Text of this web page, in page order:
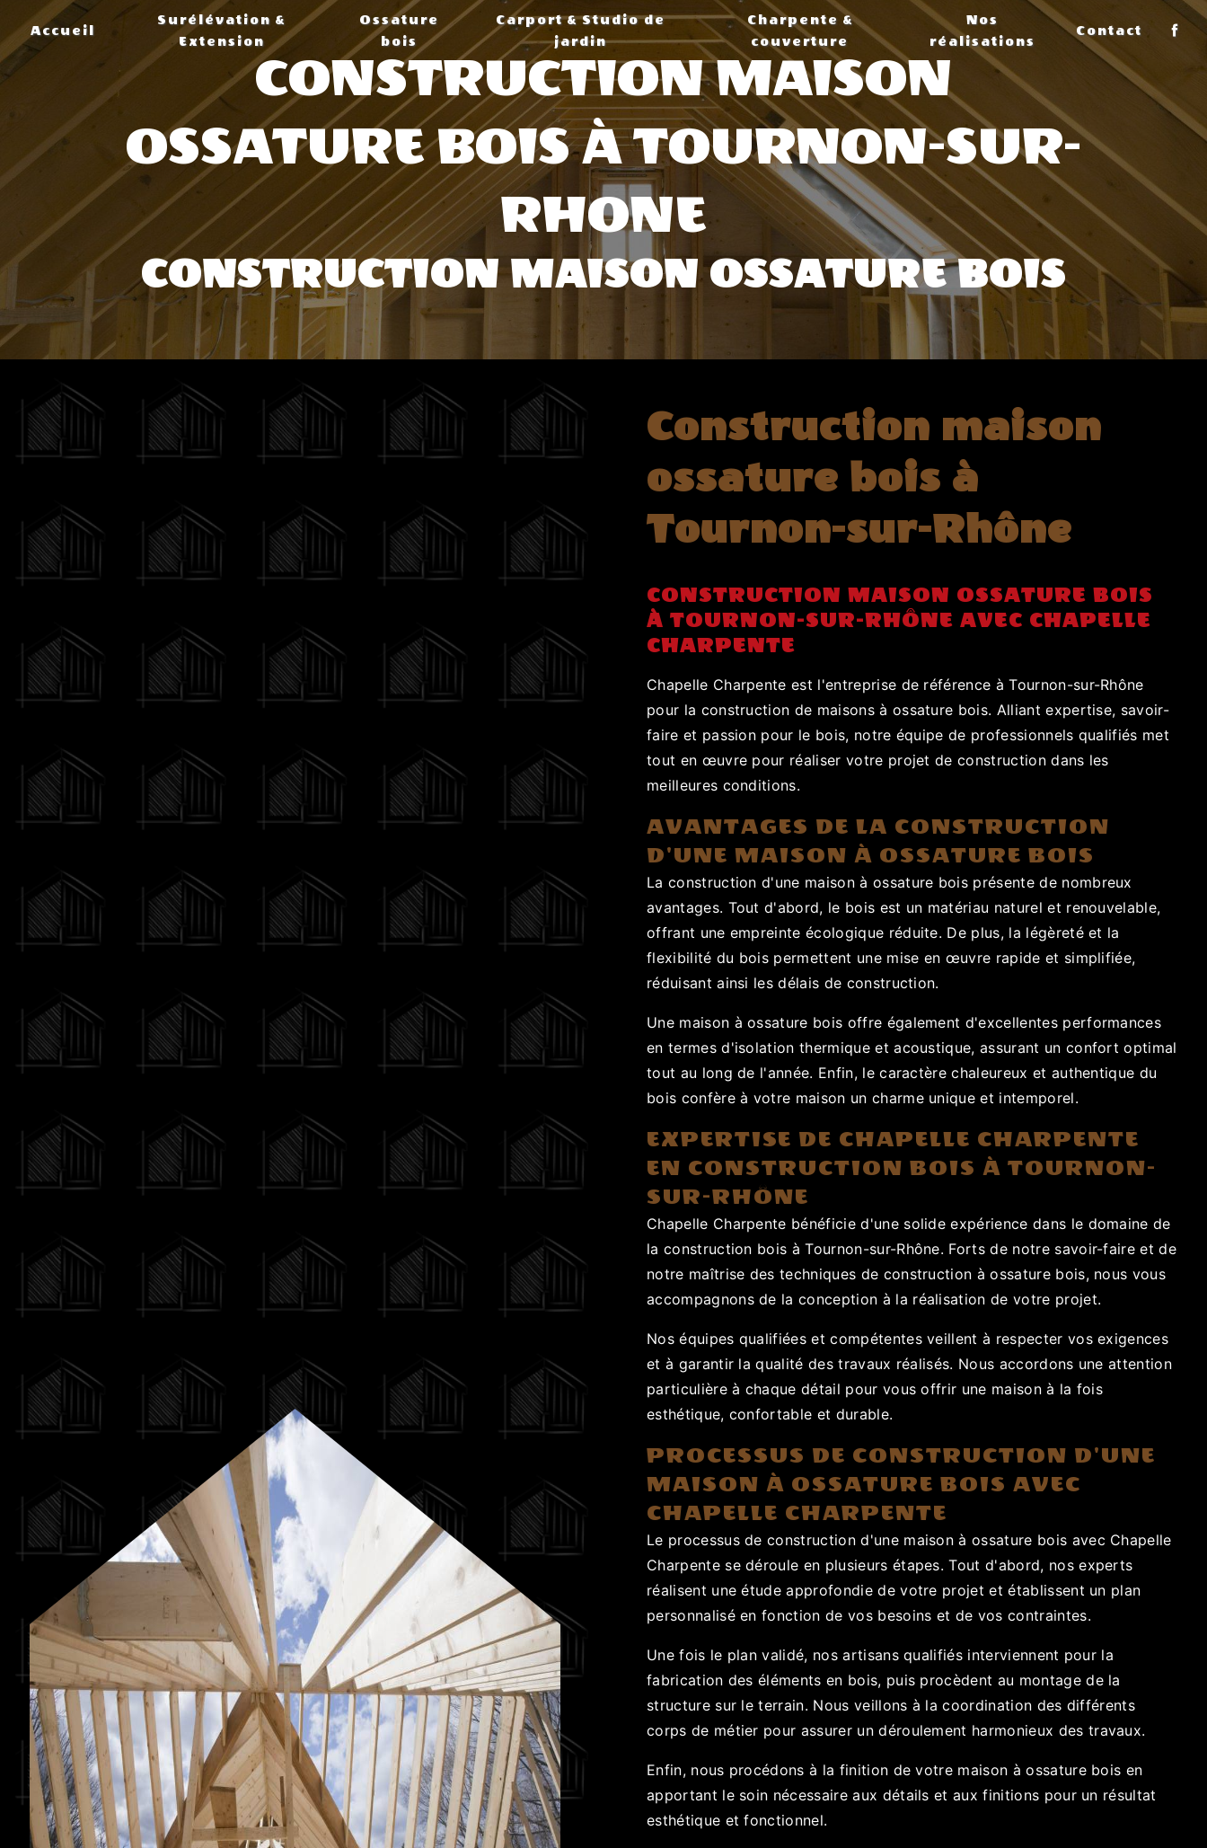
Accueil
Surélévation &
Extension
Ossature
bois
Carport & Studio de
jardin
Charpente &
couverture
Nos
réalisations
Contact
CONSTRUCTION MAISON
OSSATURE BOIS À TOURNON-SUR-
RHÔNE
CONSTRUCTION MAISON OSSATURE BOIS
Construction maison
ossature bois à
Tournon-sur-Rhône
CONSTRUCTION MAISON OSSATURE BOIS
À TOURNON-SUR-RHÔNE AVEC CHAPELLE
CHARPENTE
Chapelle Charpente est l'entreprise de référence à Tournon-sur-Rhône
pour la construction de maisons à ossature bois. Alliant expertise, savoir-
faire et passion pour le bois, notre équipe de professionnels qualifiés met
tout en œuvre pour réaliser votre projet de construction dans les
meilleures conditions.
AVANTAGES DE LA CONSTRUCTION
D'UNE MAISON À OSSATURE BOIS
La construction d'une maison à ossature bois présente de nombreux
avantages. Tout d'abord, le bois est un matériau naturel et renouvelable,
offrant une empreinte écologique réduite. De plus, la légèreté et la
flexibilité du bois permettent une mise en œuvre rapide et simplifiée,
réduisant ainsi les délais de construction.
Une maison à ossature bois offre également d'excellentes performances
en termes d'isolation thermique et acoustique, assurant un confort optimal
tout au long de l'année. Enfin, le caractère chaleureux et authentique du
bois confère à votre maison un charme unique et intemporel.
EXPERTISE DE CHAPELLE CHARPENTE
EN CONSTRUCTION BOIS À TOURNON-
SUR-RHÔNE
Chapelle Charpente bénéficie d'une solide expérience dans le domaine de
la construction bois à Tournon-sur-Rhône. Forts de notre savoir-faire et de
notre maîtrise des techniques de construction à ossature bois, nous vous
accompagnons de la conception à la réalisation de votre projet.
Nos équipes qualifiées et compétentes veillent à respecter vos exigences
et à garantir la qualité des travaux réalisés. Nous accordons une attention
particulière à chaque détail pour vous offrir une maison à la fois
esthétique, confortable et durable.
PROCESSUS DE CONSTRUCTION D'UNE
MAISON À OSSATURE BOIS AVEC
CHAPELLE CHARPENTE
Le processus de construction d'une maison à ossature bois avec Chapelle
Charpente se déroule en plusieurs étapes. Tout d'abord, nos experts
réalisent une étude approfondie de votre projet et établissent un plan
personnalisé en fonction de vos besoins et de vos contraintes.
Une fois le plan validé, nos artisans qualifiés interviennent pour la
fabrication des éléments en bois, puis procèdent au montage de la
structure sur le terrain. Nous veillons à la coordination des différents
corps de métier pour assurer un déroulement harmonieux des travaux.
Enfin, nous procédons à la finition de votre maison à ossature bois en
apportant le soin nécessaire aux détails et aux finitions pour un résultat
esthétique et fonctionnel.
Panneau de gestion des cookies